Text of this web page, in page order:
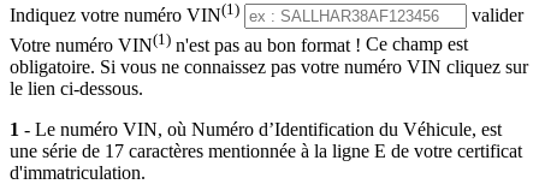
Indiquez votre numéro VIN(1)
valider
Votre numéro VIN(1) n'est pas au bon format ! Ce champ est
obligatoire. Si vous ne connaissez pas votre numéro VIN cliquez sur
le lien ci-dessous.
1 - Le numéro VIN, où Numéro d’Identification du Véhicule, est
une série de 17 caractères mentionnée à la ligne E de votre certificat
d'immatriculation.